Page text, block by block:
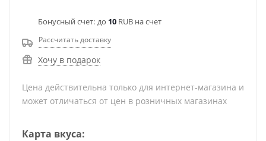
Бонусный счет: до 10 RUB на счет
Рассчитать доставку
Хочу в подарок
Цена действительна только для интернет-магазина и
может отличаться от цен в розничных магазинах
Карта вкуса: